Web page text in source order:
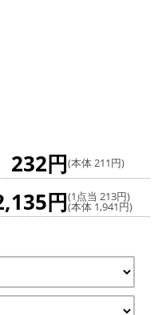
232円(本体 211円)
円(1点当 213円)
(本体 1,941円)